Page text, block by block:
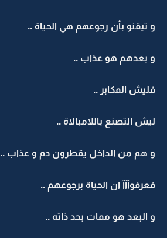
و تيقنو بأن رجوعهم هي الحياة ..
و بعدهم هو عذاب ..
فليش المكابر ..
ليش التصنع باللامبالاة ..
و هم من الداخل يقطرون دم و عذاب ..
فعرفوآآآ ان الحياة برجوعهم ..
و البعد هو ممات بحد ذاته ..